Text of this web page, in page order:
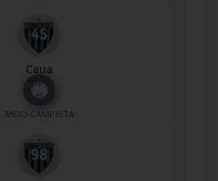
Caua
Nº
45
MEIO-CAMPISTA